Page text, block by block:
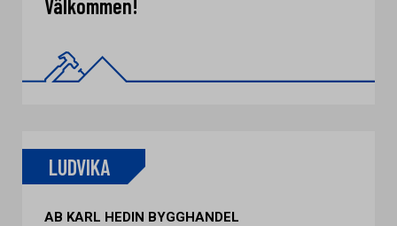
Välkommen!
LUDVIKA
AB KARL HEDIN BYGGHANDEL